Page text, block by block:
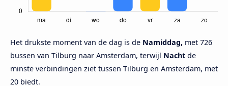
Het drukste moment van de dag is de Namiddag, met 726
bussen van Tilburg naar Amsterdam, terwijl Nacht de
minste verbindingen ziet tussen Tilburg en Amsterdam, met
20 biedt.